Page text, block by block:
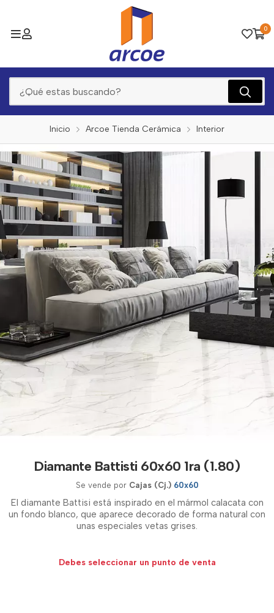
0
Inicio Arcoe Tienda Cerámica Interior
Diamante Battisti 60x60 1ra (1.80)
Se vende por Cajas (Cj.) 60x60
El diamante Battisi está inspirado en el mármol calacata con
un fondo blanco, que aparece decorado de forma natural con
unas especiales vetas grises.
Debes seleccionar un punto de venta